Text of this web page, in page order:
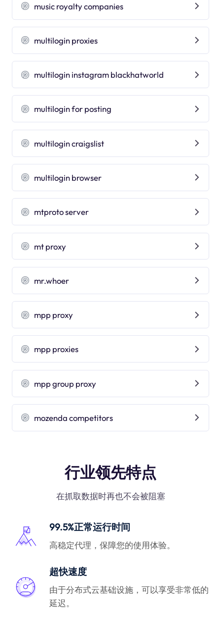
music royalty companies
multilogin proxies
multilogin instagram blackhatworld
multilogin for posting
multilogin craigslist
multilogin browser
mtproto server
mt proxy
mr.whoer
mpp proxy
mpp proxies
mpp group proxy
mozenda competitors
行业领先特点
在抓取数据时再也不会被阻塞
99.5%正常运行时间
高稳定代理，保障您的使用体验。
超快速度
由于分布式云基础设施，可以享受非常低的
延迟。